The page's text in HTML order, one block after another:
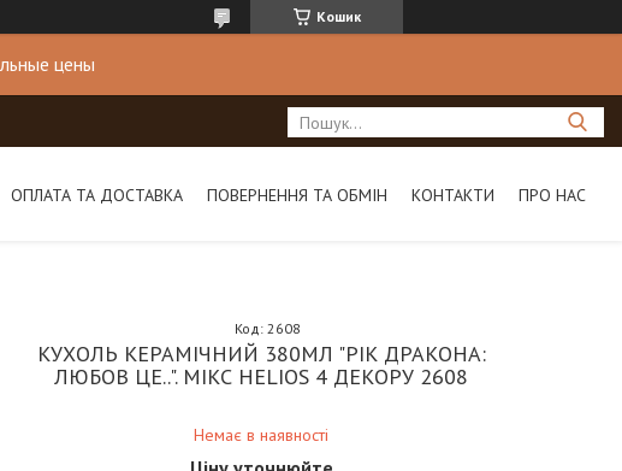
Кошик
цены
ОПЛАТА ТА ДОСТАВКА ПОВЕРНЕННЯ ТА ОБМІН КОНТАКТИ ПРО НАС
КУХОЛЬ КЕРАМІЧНИЙ 380МЛ "РІК ДРАКОНА:
ЛЮБОВ ЦЕ..". МІКС HELIOS 4 ДЕКОРУ 2608
Немає в наявності
Код: 2608